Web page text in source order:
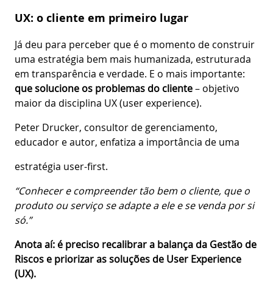
UX: o cliente em primeiro lugar
Já deu para perceber que é o momento de construir
uma estratégia bem mais humanizada, estruturada
em transparência e verdade. E o mais importante:
que solucione os problemas do cliente– objetivo
maior da disciplina UX (user experience).
Peter Drucker, consultor de gerenciamento,
educador e autor, enfatiza a importância de uma
estratégia user-first.
“Conhecer e compreender tão bem o cliente, que o
produto ou serviço se adapte a ele e se venda por si
só.”
Anota aí: é preciso recalibrar a balança da Gestão de
Riscos e priorizar as soluções de User Experience
(UX).